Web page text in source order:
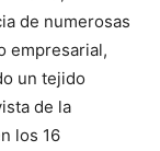
de numerosas
empresarial,
un tejido
de la
los 16